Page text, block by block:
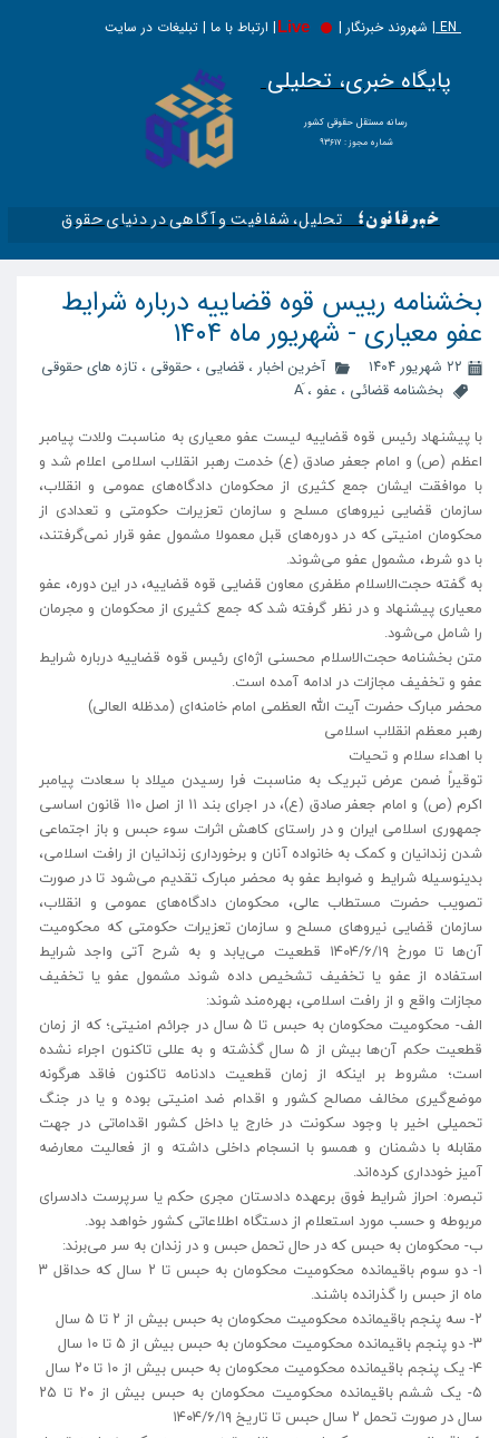
EN | شهروند خبرنگار | | ارتباط با ما | تبلیغات در سایت
Live
پایگاه خبری، تحلیلی
​​​​رسانه مستقل حقوقی کشور
شماره مجوز : ۹۳۶۱۷
خبرقانون؛ تحلیل، شفافیت و آگاهی در دنیای حقوق​​​​​​​
بخشنامه رییس قوه قضاییه درباره شرایط
عفو معیاری - شهریور ماه ۱۴۰۴
۲۲ شهریور ۱۴۰۴ آخرین اخبار ، قضایی ، حقوقی ، تازه های حقوقی
بخشنامه قضائی ، عفو ،
با پیشنهاد رئیس قوه قضاییه لیست عفو معیاری به مناسبت ولادت پیامبر
اعظم (ص) و امام جعفر صادق (ع) خدمت رهبر انقلاب اسلامی اعلام شد و
با موافقت ایشان جمع کثیری از محکومان دادگاه‌های عمومی و انقلاب،
سازمان قضایی نیروهای مسلح و سازمان تعزیرات حکومتی و تعدادی از
محکومان امنیتی که در دوره‌های قبل معمولا مشمول عفو قرار نمی‌گرفتند،
با دو شرط، مشمول عفو می‌شوند.
به گفته حجت‌الاسلام مظفری معاون قضایی قوه قضاییه، در این دوره، عفو
معیاری پیشنهاد و در نظر گرفته شد که جمع کثیری از محکومان و مجرمان
را شامل می‌شود.
متن بخشنامه حجت‌الاسلام محسنی اژه‌ای رئیس قوه قضاییه درباره شرایط
عفو و تخفیف مجازات در ادامه آمده است.
محضر مبارک حضرت آیت الله العظمی امام خامنه‌ای (مدظله العالی)
رهبر معظم انقلاب اسلامی
با اهداء سلام و تحیات
توقیراً ضمن عرض تبریک به مناسبت فرا رسیدن میلاد با سعادت پیامبر
اکرم (ص) و امام جعفر صادق (ع)، در اجرای بند ۱۱ از اصل ۱۱۰ قانون اساسی
جمهوری اسلامی ایران و در راستای کاهش اثرات سوء حبس و باز اجتماعی
شدن زندانیان و کمک به خانواده آنان و برخورداری زندانیان از رافت اسلامی،
بدینوسیله شرایط و ضوابط عفو به محضر مبارک تقدیم می‌شود تا در صورت
تصویب حضرت مستطاب عالی، محکومان دادگاه‌های عمومی و انقلاب،
سازمان قضایی نیروهای مسلح و سازمان تعزیرات حکومتی که محکومیت
آن‌ها تا مورخ ۱۴۰۴/۶/۱۹ قطعیت می‌یابد و به شرح آتی واجد شرایط
استفاده از عفو یا تخفیف تشخیص داده شوند مشمول عفو یا تخفیف
مجازات واقع و از رافت اسلامی، بهره‌مند شوند:
الف- محکومیت محکومان به حبس تا ۵ سال در جرائم امنیتی؛ که از زمان
قطعیت حکم آن‌ها بیش از ۵ سال گذشته و به عللی تاکنون اجراء نشده
است؛ مشروط بر اینکه از زمان قطعیت دادنامه تاکنون فاقد هرگونه
موضع‌گیری مخالف مصالح کشور و اقدام ضد امنیتی بوده و یا در جنگ
تحمیلی اخیر با وجود سکونت در خارج یا داخل کشور اقداماتی در جهت
مقابله با دشمنان و همسو با انسجام داخلی داشته و از فعالیت معارضه
آمیز خودداری کرده‌اند.
تبصره: احراز شرایط فوق برعهده دادستان مجری حکم یا سرپرست دادسرای
مربوطه و حسب مورد استعلام از دستگاه اطلاعاتی کشور خواهد بود.
ب- محکومان به حبس که در حال تحمل حبس و در زندان به سر می‌برند:
۱- دو سوم باقیمانده محکومیت محکومان به حبس تا ۲ سال که حداقل ۳
ماه از حبس را گذرانده باشند.
۲- سه پنجم باقیمانده محکومیت محکومان به حبس بیش از ۲ تا ۵ سال
۳- دو پنجم باقیمانده محکومیت محکومان به حبس بیش از ۵ تا ۱۰ سال
۴- یک پنجم باقیمانده محکومیت محکومان به حبس بیش از ۱۰ تا ۲۰ سال
۵- یک ششم باقیمانده محکومیت محکومان به حبس بیش از ۲۰ تا ۲۵
سال در صورت تحمل ۲ سال حبس تا تاریخ ۱۴۰۴/۶/۱۹